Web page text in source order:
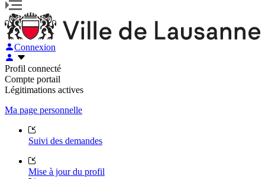
Connexion
Profil connecté
Compte portail
Légitimations actives
Ma page personnelle
Suivi des demandes
Mise à jour du profil